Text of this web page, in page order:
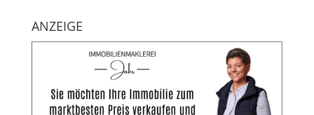
ANZEIGE